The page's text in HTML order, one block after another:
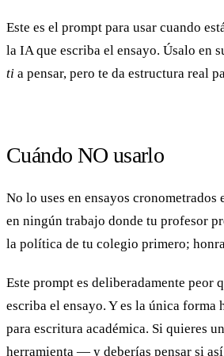
Este es el prompt para usar cuando
la IA que escriba el ensayo. Úsalo en
ti a pensar, pero te da estructura real
Cuándo NO usarlo
No lo uses en ensayos cronometrados
en ningún trabajo donde tu profesor
la política de tu colegio primero;
Este prompt es deliberadamente peor
escriba el ensayo. Y es la única forma
para escritura académica. Si quieres
herramienta — y deberías pensar si